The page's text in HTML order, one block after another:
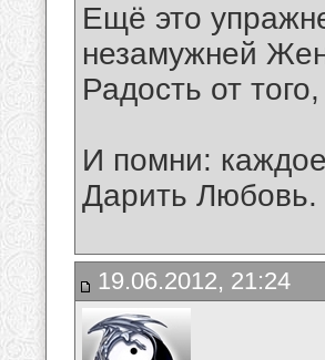
Ещё это
незамужней
Радость от
И помни:
Дарить
19.06.2012, 21:24